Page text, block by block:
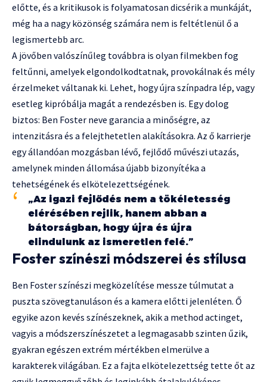
előtte, és a kritikusok is folyamatosan dicsérik a munkáját,
még ha a nagy közönség számára nem is feltétlenül ő a
legismertebb arc.
A jövőben valószínűleg továbbra is olyan filmekben fog
feltűnni, amelyek elgondolkodtatnak, provokálnak és mély
érzelmeket váltanak ki. Lehet, hogy újra színpadra lép, vagy
esetleg kipróbálja magát a rendezésben is. Egy dolog
biztos: Ben Foster neve garancia a minőségre, az
intenzitásra és a felejthetetlen alakításokra. Az ő karrierje
egy állandóan mozgásban lévő, fejlődő művészi utazás,
amelynek minden állomása újabb bizonyítéka a
tehetségének és elkötelezettségének.
„Az igazi fejlődés nem a tökéletesség
elérésében rejlik, hanem abban a
bátorságban, hogy újra és újra
elindulunk az ismeretlen felé.”
Foster színészi módszerei és stílusa
Ben Foster színészi megközelítése messze túlmutat a
puszta szövegtanuláson és a kamera előtti jelenléten. Ő
egyike azon kevés színészeknek, akik a method actinget,
vagyis a módszerszínészetet a legmagasabb szinten űzik,
gyakran egészen extrém mértékben elmerülve a
karakterek világában. Ez a fajta elkötelezettség tette őt az